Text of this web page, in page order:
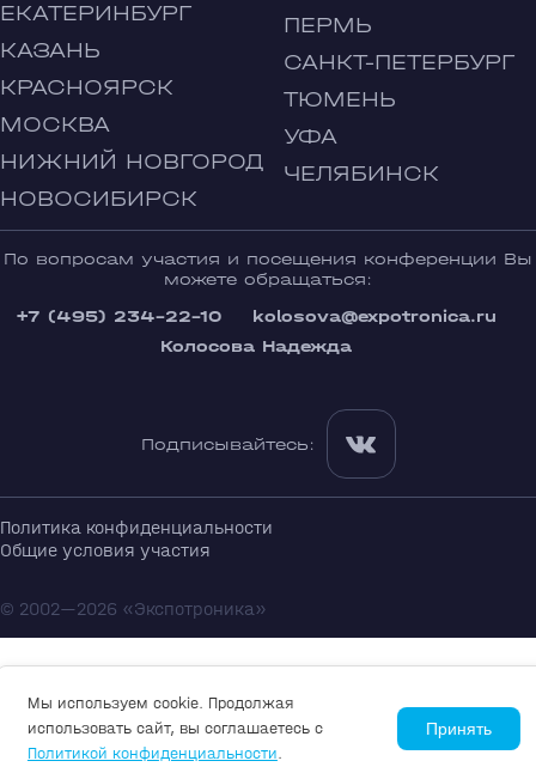
ЕКАТЕРИНБУРГ
КАЗАНЬ
КРАСНОЯРСК
МОСКВА
НИЖНИЙ НОВГОРОД
НОВОСИБИРСК
ПЕРМЬ
САНКТ-ПЕТЕРБУРГ
ТЮМЕНЬ
УФА
ЧЕЛЯБИНСК
По вопросам участия и посещения конференции Вы
можете обращаться:
+7 (495) 234-22-10
kolosova@expotronica.ru
Колосова Надежда
Подписывайтесь:
Политика конфиденциальности
Общие условия участия
© 2002—2026 «Экспотроника»
Мы используем cookie. Продолжая
использовать сайт, вы соглашаетесь с
Политикой конфиденциальности.
Принять